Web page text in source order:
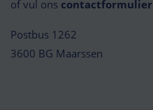
of vul ons contactformulier
Postbus 1262
3600 BG Maarssen